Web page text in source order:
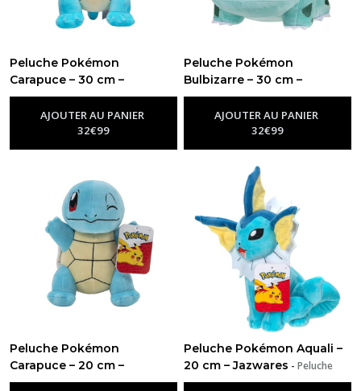
Peluche Pokémon
Carapuce – 30 cm –
Jazwares-Peluche Pokémon
AJOUTER AU PANIER
32€99
Peluche Pokémon
Bulbizarre – 30 cm –
Jazwares-Peluche Pokémon
AJOUTER AU PANIER
32€99
Peluche Pokémon
Carapuce – 20 cm –
Jazwares-Peluche Pokémon
Peluche Pokémon Aquali –
20 cm – Jazwares -Peluche
Pokémon